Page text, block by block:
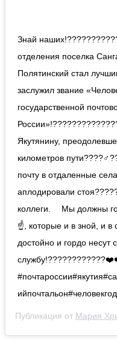
Знай
отделения поселка
Полятинский стал
заслужил звание
государственной
Якутянину,
километров
почту в отдаленные
аплодировали
коллеги. ⠀ Мы должны
☝️, которые и в зной, и в
достойно и гордо несут
Публикация от Мария